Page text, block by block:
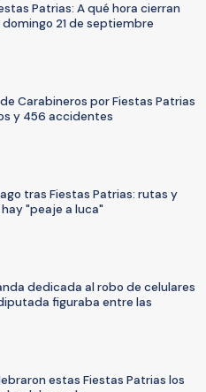
Patrias: A qué hora cierran
21 de septiembre
Carabineros por Fiestas Patrias
y 456 accidentes
tras Fiestas Patrias: rutas y
"peaje a luca"
dedicada al robo de celulares
figuraba entre las
estas Fiestas Patrias los